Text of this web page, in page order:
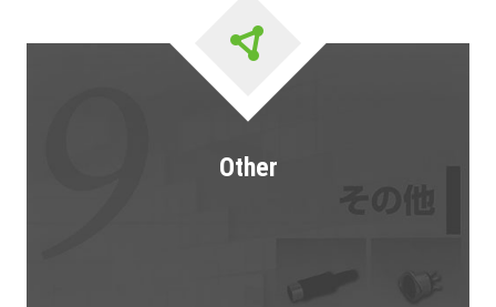
Other